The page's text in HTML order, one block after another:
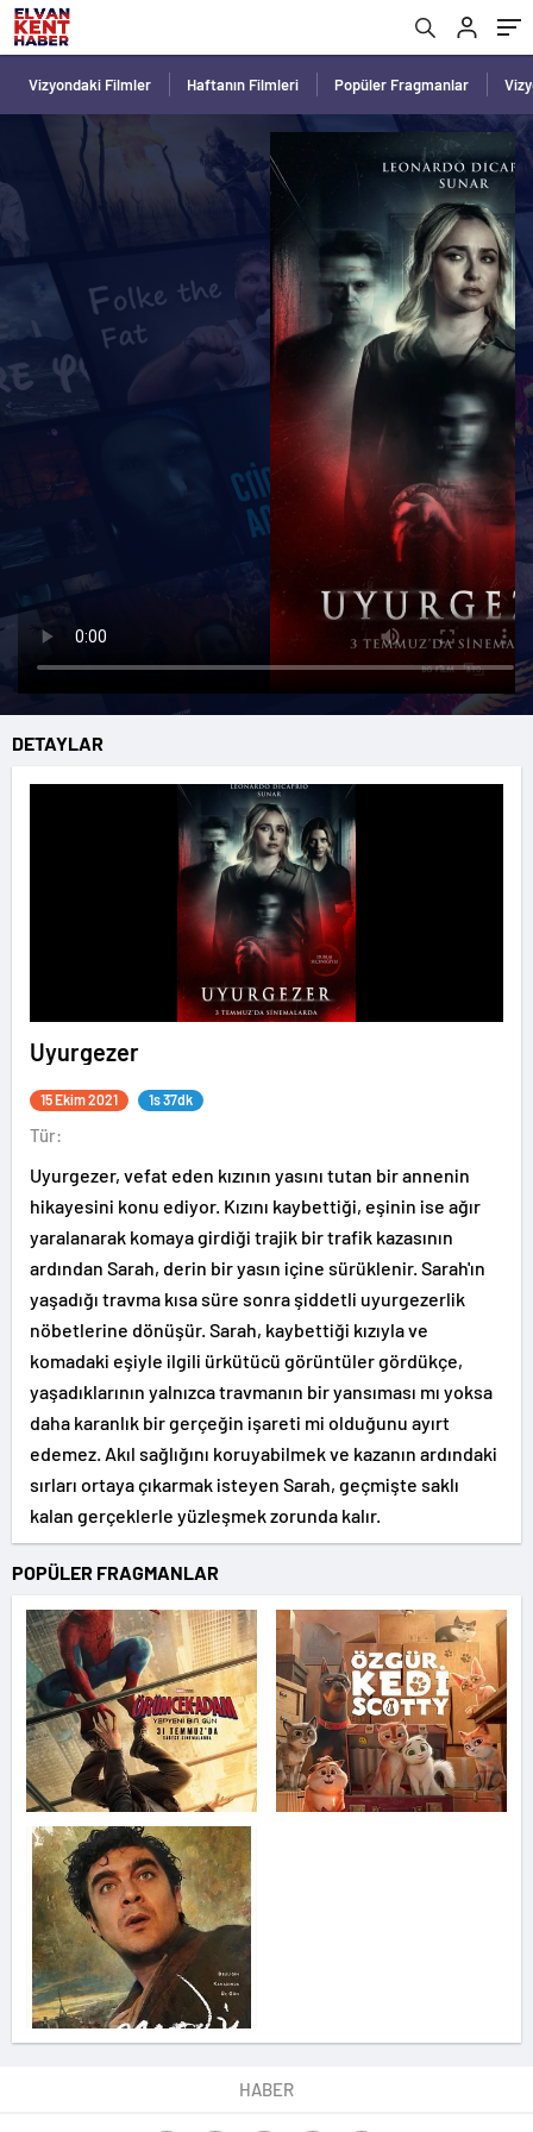
Vizyondaki Filmler Haftanın Filmleri Popüler Fragmanlar
DETAYLAR
Uyurgezer
15 Ekim 2021 1s 37dk
Tür:
Uyurgezer, vefat eden kızının yasını tutan bir annenin
hikayesini konu ediyor. Kızını kaybettiği, eşinin ise ağır
yaralanarak komaya girdiği trajik bir trafik kazasının
ardından Sarah, derin bir yasın içine sürüklenir. Sarah'ın
yaşadığı travma kısa süre sonra şiddetli uyurgezerlik
nöbetlerine dönüşür. Sarah, kaybettiği kızıyla ve
komadaki eşiyle ilgili ürkütücü görüntüler gördükçe,
yaşadıklarının yalnızca travmanın bir yansıması mı yoksa
daha karanlık bir gerçeğin işareti mi olduğunu ayırt
edemez. Akıl sağlığını koruyabilmek ve kazanın ardındaki
sırları ortaya çıkarmak isteyen Sarah, geçmişte saklı
kalan gerçeklerle yüzleşmek zorunda kalır.
POPÜLER FRAGMANLAR
HABER